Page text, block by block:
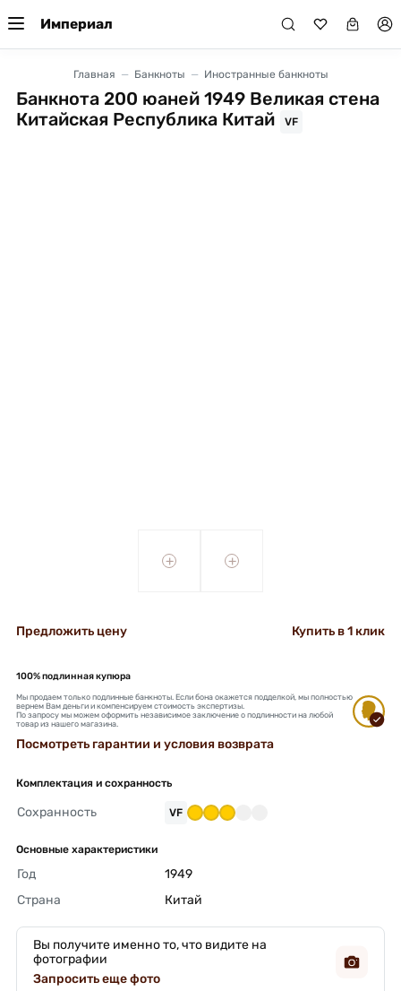
Империал
Главная Банкноты Иностранные банкноты
Банкнота 200 юаней 1949 Великая стена
Китайская Республика Китай
VF
+ +
Предложить цену Купить в 1 клик
100% подлинная купюра
Мы продаем только подлинные банкноты. Если бона окажется подделкой, мы полностью
вернем Вам деньги и компенсируем стоимость экспертизы.
По запросу мы можем оформить независимое заключение о подлинности на любой
товар из нашего магазина.
Посмотреть гарантии и условия возврата
Комплектация и сохранность
Сохранность VF
Основные характеристики
Год
1949
Страна
Китай
Вы получите именно то, что видите на
фотографии
Запросить еще фото